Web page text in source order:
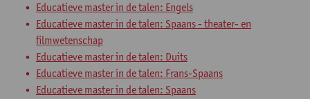
Educatieve master in de talen: Engels
Educatieve master in de talen: Spaans - theater- en
filmwetenschap
Educatieve master in de talen: Duits
Educatieve master in de talen: Frans-Spaans
Educatieve master in de talen: Spaans